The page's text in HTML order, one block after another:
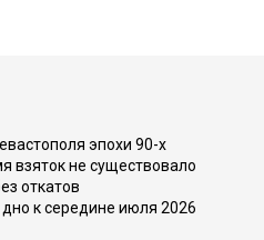
эпохи 90-х
взяток не существовало
откатов
к середине июля 2026